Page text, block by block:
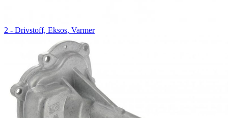
2 - Drivstoff, Eksos, Varmer